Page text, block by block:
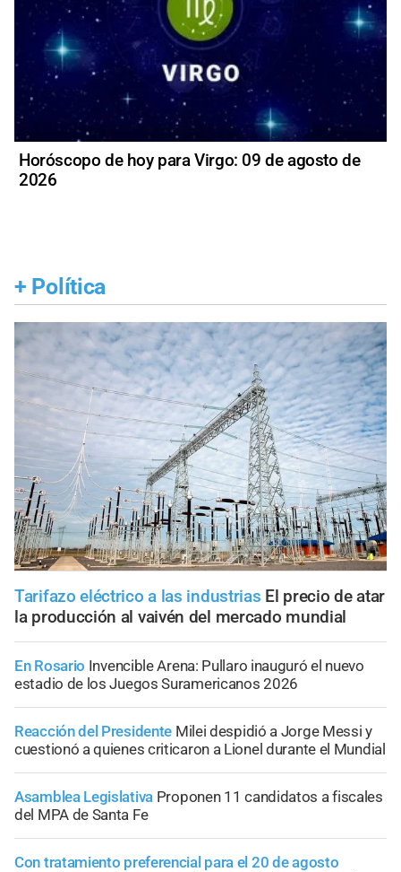
Horóscopo de hoy para Virgo: 09 de agosto de
2026
+ Política
Tarifazo eléctrico a las industrias El precio de atar
la producción al vaivén del mercado mundial
En Rosario Invencible Arena: Pullaro inauguró el nuevo
estadio de los Juegos Suramericanos 2026
Reacción del Presidente Milei despidió a Jorge Messi y
cuestionó a quienes criticaron a Lionel durante el Mundial
Asamblea Legislativa Proponen 11 candidatos a fiscales
del MPA de Santa Fe
Con tratamiento preferencial para el 20 de agosto